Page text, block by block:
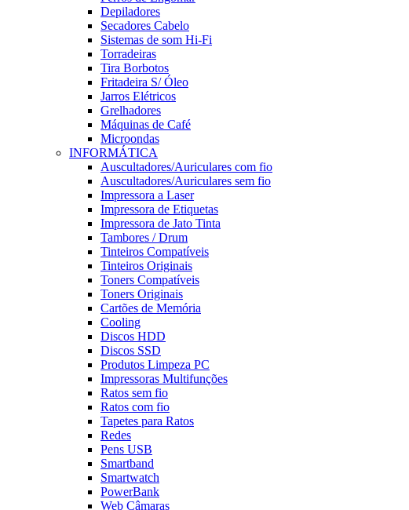
Depiladores
Secadores Cabelo
Sistemas de som Hi-Fi
Torradeiras
Tira Borbotos
Fritadeira S/ Óleo
Jarros Elétricos
Grelhadores
Máquinas de Café
Microondas
INFORMÁTICA
Auscultadores/Auriculares com fio
Auscultadores/Auriculares sem fio
Impressora a Laser
Impressora de Etiquetas
Impressora de Jato Tinta
Tambores / Drum
Tinteiros Compatíveis
Tinteiros Originais
Toners Compatíveis
Toners Originais
Cartões de Memória
Cooling
Discos HDD
Discos SSD
Produtos Limpeza PC
Impressoras Multifunções
Ratos sem fio
Ratos com fio
Tapetes para Ratos
Redes
Pens USB
Smartband
Smartwatch
PowerBank
Web Câmaras